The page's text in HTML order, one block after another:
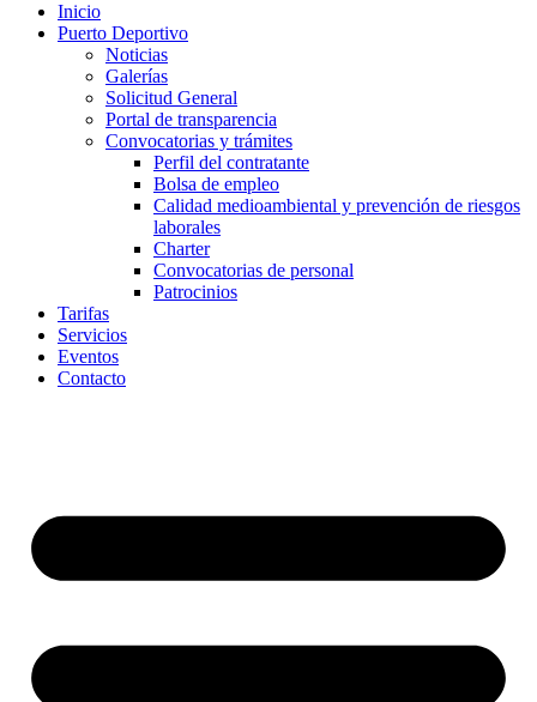
Inicio
Puerto Deportivo
Noticias
Galerías
Solicitud General
Portal de transparencia
Convocatorias y trámites
Perfil del contratante
Bolsa de empleo
Calidad medioambiental y prevención de riesgos
laborales
Charter
Convocatorias de personal
Patrocinios
Tarifas
Servicios
Eventos
Contacto